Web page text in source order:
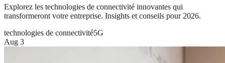
Explorez les technologies de connectivité innovantes qui
transformeront votre entreprise. Insights et conseils pour 2026.
technologies de connectivité5G
Aug 3